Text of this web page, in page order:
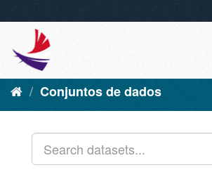
Conjuntos de dados